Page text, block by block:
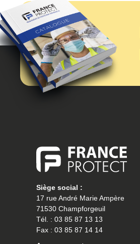
Siège social :
17 rue André Marie Ampère
71530 Champforgeuil
Tél. : 03 85 87 13 13
Fax : 03 85 87 14 14